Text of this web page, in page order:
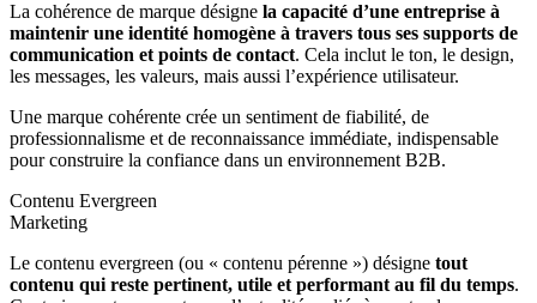
La cohérence de marque désigne la capacité d’une entreprise à
maintenir une identité homogène à travers tous ses supports de
communication et points de contact. Cela inclut le ton, le design,
les messages, les valeurs, mais aussi l’expérience utilisateur.
Une marque cohérente crée un sentiment de fiabilité, de
professionnalisme et de reconnaissance immédiate, indispensable
pour construire la confiance dans un environnement B2B.
Contenu Evergreen
Marketing
Le contenu evergreen (ou « contenu pérenne ») désigne tout
contenu qui reste pertinent, utile et performant au fil du temps.